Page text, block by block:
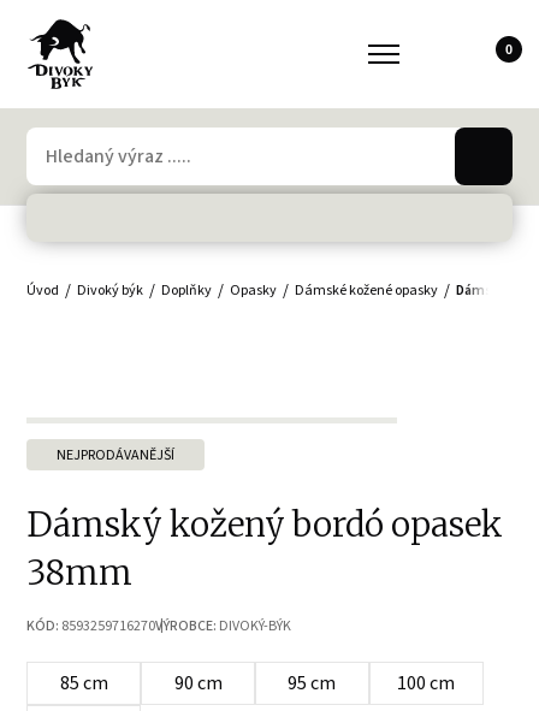
0
Úvod Divoký býk Doplňky Opasky Dámské kožené opasky Dámský
NEJPRODÁVANĚJŠÍ
Dámský kožený bordó opasek
38mm
KÓD: 8593259716270VÝROBCE: DIVOKÝ-BÝK
85 cm 90 cm 95 cm
100 cm